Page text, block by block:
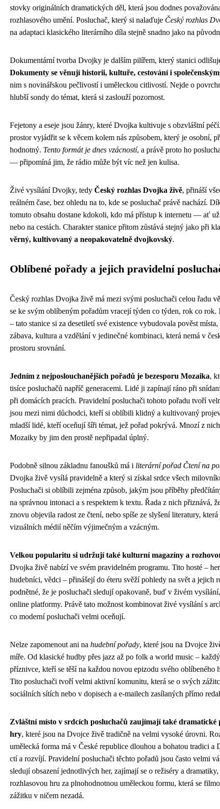
stovky originálních dramatických děl, která jsou dodnes
rozhlasového umění. Posluchač, který si nalaďuje Český rozhlas
na adaptaci klasického literárního díla stejně snadno jako na
Dokumentární tvorba Dvojky je dalším pilířem, který stanici
Dokumenty se věnují historii, kultuře, cestování i
nim s novinářskou pečlivostí i uměleckou citlivostí. Nejde o
hlubší sondy do témat, která si zaslouží pozornost.
Fejetony a eseje jsou žánry, které Dvojka kultivuje s obzvláštní
prostor vyjádřit se k věcem kolem nás způsobem, který je osobní,
hodnotný. Tento formát je dnes vzácností, a právě proto ho
— připomíná jim, že rádio může být víc než jen kulisa.
Živé vysílání Dvojky, tedy Český rozhlas Dvojka živě, přináší
reálném čase, bez ohledu na to, kde se posluchač právě nachází.
tomuto obsahu dostane kdokoli, kdo má přístup k internetu — ať
nebo na cestách. Charakter stanice přitom zůstává stejný jako při
věrný, kultivovaný a neopakovatelně dvojkovský.
Oblíbené pořady a jejich pravidelní
Český rozhlas Dvojka živě má mezi svými posluchači celou řadu
se ke svým oblíbeným pořadům vracejí týden co týden, rok co rok.
– tato stanice si za desetiletí své existence vybudovala pověst
zábava, kultura a vzdělání v jedinečné kombinaci, která nemá v
prostoru srovnání.
Jedním z nejposlouchanějších pořadů je bezesporu Mozaika,
tisíce posluchačů napříč generacemi. Lidé ji zapínají ráno při
při domácích pracích. Pravidelní posluchači tohoto pořadu tvoří
jsou mezi nimi důchodci, kteří si oblíbili klidný a kultivovaný
mladší lidé, kteří oceňují šíři témat, jež pořad pokrývá. Mnozí z
Mozaiky by jim den prostě nepřipadal úplný.
Podobně silnou základnu fanoušků má i literární pořad Čtení na
Dvojka živě vysílá pravidelně a který si získal srdce všech
Posluchači si oblíbili zejména způsob, jakým jsou příběhy
na správnou intonaci a s respektem k textu. Řada z nich přiznává,
znovu objevila radost ze čtení, nebo spíše ze slyšení literatury,
vizuálních médií něčím výjimečným a vzácným.
Velkou popularitu si udržují také kulturní magazíny a
Dvojka živě nabízí ve svém pravidelném programu. Tito hosté –
hudebníci, vědci – přinášejí do éteru svěží pohledy na svět a jejich
podnětné, že je posluchači sledují opakovaně, buď v živém
online platformy. Právě tato možnost kombinovat živé vysílání s
co moderní posluchači velmi oceňují.
Nelze zapomenout ani na hudební pořady, které jsou na Dvojce
míře. Od klasické hudby přes jazz až po folk a world music –
příznivce, kteří se těší na každou novou epizodu svého oblíbeného
Tito posluchači tvoří velmi aktivní komunitu, která se o svých
sociálních sítích nebo v dopisech a e-mailech zasílaných přímo
Zvláštní místo v srdcích posluchačů zaujímají také dramatické
hry, které jsou na Dvojce živě tradičně na velmi vysoké úrovni.
umělecká forma má v České republice dlouhou a bohatou tradici a
ctí a rozvíjí. Pravidelní posluchači těchto pořadů jsou často velmi
sledují obsazení jednotlivých her, zajímají se o režiséry a
rozhlasovou hru za plnohodnotnou uměleckou formu, která se
zážitku v ničem nezadá.